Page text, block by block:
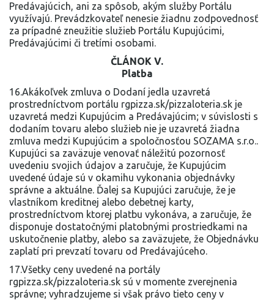
Predávajúcich, ani za spôsob, akým služby Portálu
využívajú. Prevádzkovateľ nenesie žiadnu zodpovednosť
za prípadné zneužitie služieb Portálu Kupujúcimi,
Predávajúcimi či tretími osobami.
ČLÁNOK V.
Platba
16.Akákoľvek zmluva o Dodaní jedla uzavretá
prostredníctvom portálu rgpizza.sk/pizzaloteria.sk je
uzavretá medzi Kupujúcim a Predávajúcim; v súvislosti s
dodaním tovaru alebo služieb nie je uzavretá žiadna
zmluva medzi Kupujúcim a spoločnosťou SOZAMA s.r.o..
Kupujúci sa zaväzuje venovať náležitú pozornosť
uvedeniu svojich údajov a zaručuje, že Kupujúcim
uvedené údaje sú v okamihu vykonania objednávky
správne a aktuálne. Ďalej sa Kupujúci zaručuje, že je
vlastníkom kreditnej alebo debetnej karty,
prostredníctvom ktorej platbu vykonáva, a zaručuje, že
disponuje dostatočnými platobnými prostriedkami na
uskutočnenie platby, alebo sa zaväzujete, že Objednávku
zaplatí pri prevzatí tovaru od Predávajúceho.
17.Všetky ceny uvedené na portály
rgpizza.sk/pizzaloteria.sk sú v momente zverejnenia
správne; vyhradzujeme si však právo tieto ceny v